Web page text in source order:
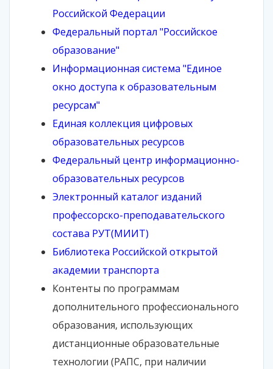
Российской Федерации
Федеральный портал "Российское
образование"
Информационная система "Единое
окно доступа к образовательным
ресурсам"
Единая коллекция цифровых
образовательных ресурсов
Федеральный центр информационно-
образовательных ресурсов
Электронный каталог изданий
профессорско-преподавательского
состава РУТ(МИИТ)
Библиотека Российской открытой
академии транспорта
Контенты по программам
дополнительного профессионального
образования, использующих
дистанционные образовательные
технологии (РАПС, при наличии